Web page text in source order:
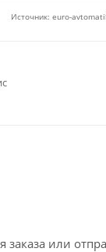
Источник: euro-
или